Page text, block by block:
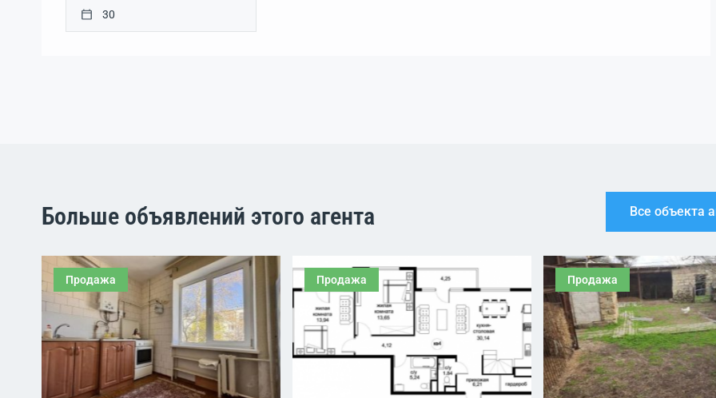
Больше объявлений этого агента Все объекта
Продажа Продажа Продажа